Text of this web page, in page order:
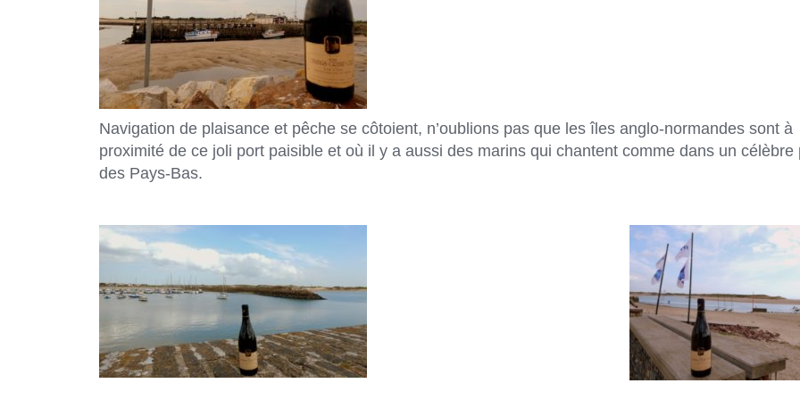
Navigation de plaisance et pêche se côtoient, n’oublions pas que les îles anglo-normandes sont à
proximité de ce joli port paisible et où il y a aussi des marins qui chantent comme dans un célèbre
des Pays-Bas.